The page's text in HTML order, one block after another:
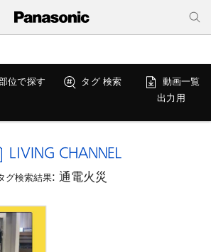
位で探す タグ 検索
動画一覧
出力用
グ検索結果: 通電火災